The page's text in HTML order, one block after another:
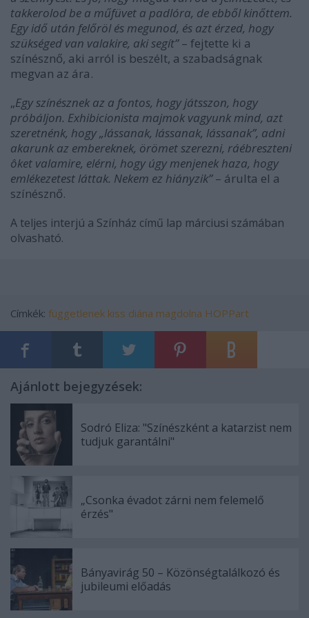
takkerolod be a műfüvet a padlóra, de ebből kinőttem.
Egy idő után felőröl és megunod, és azt érzed, hogy
szükséged van valakire, aki segít”– fejtette ki a
színésznő, aki arról is beszélt, a szabadságnak
megvan az ára.
„Egy színésznek az a fontos, hogy játsszon, hogy
próbáljon. Exhibicionista majmok vagyunk mind, azt
szeretnénk, hogy „lássanak, lássanak, lássanak”, adni
akarunk az embereknek, örömet szerezni, ráébreszteni
ôket valamire, elérni, hogy úgy menjenek haza, hogy
emlékezetest láttak. Nekem ez hiányzik”– árulta el a
színésznő.
A teljes interjú a Színház című lap márciusi számában
olvasható.
Címkék: függetlenek kiss diána magdolna HOPPart
Ajánlott bejegyzések:
Sodró Eliza: "Színészként a katarzist nem
tudjuk garantálni"
„Csonka évadot zárni nem felemelő
érzés"
Bányavirág 50 – Közönségtalálkozó és
jubileumi előadás